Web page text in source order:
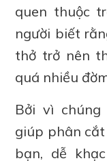
quen thuộc
người biết
thở trở nên
quá nhiều
Bởi vì
giúp phân
bạn, dễ